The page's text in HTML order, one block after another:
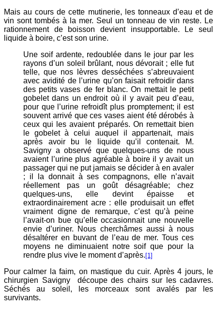
Mais au cours de cette mutinerie, les tonneaux d’eau et de
vin sont tombés à la mer. Seul un tonneau de vin reste. Le
rationnement de boisson devient insupportable. Le seul
liquide à boire, c’est son urine.
Une soif ardente, redoublée dans le jour par les
rayons d’un soleil brûlant, nous dévorait ; elle fut
telle, que nos lèvres desséchées s’abreuvaient
avec avidité de l’urine qu’on faisait refroidir dans
des petits vases de fer blanc. On mettait le petit
gobelet dans un endroit où il y avait peu d’eau,
pour que l’urine refroidît plus promptement; il est
souvent arrivé que ces vases aient été dérobés à
ceux qui les avaient préparés. On remettait bien
le gobelet à celui auquel il appartenait, mais
après avoir bu le liquide qu’il contenait. M.
Savigny a observé que quelques-uns de nous
avaient l’urine plus agréable à boire il y avait un
passager qui ne put jamais se décider à en avaler
; il la donnait à ses compagnons, elle n’avait
réellement pas un goût désagréable; chez
quelques-uns, elle devint épaisse et
extraordinairement acre : elle produisait un effet
vraiment digne de remarque, c’est qu’à peine
l’avait-on bue qu’elle occasionnait une nouvelle
envie d’uriner. Nous cherchâmes aussi à nous
désaltérer en buvant de l’eau de mer. Tous ces
moyens ne diminuaient notre soif que pour la
rendre plus vive le moment d’après. [1]
Pour calmer la faim, on mastique du cuir. Après 4 jours, le
chirurgien Savigny découpe des chairs sur les cadavres.
Séchés au soleil, les morceaux sont avalés par les
survivants.